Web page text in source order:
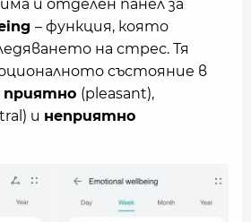
има и отделен панел за
– функция, която
на стрес. Тя
състояние в
приятно (pleasant),
и неприятно